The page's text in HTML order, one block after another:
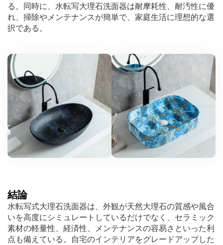
る。同時に、水転写大理石洗面器は耐摩耗性、耐汚性に優
れ、掃除やメンテナンスが簡単で、家庭生活に理想的な選
択である。
結論
水転写式大理石洗面器は、外観が天然大理石の質感や風合
いを高度にシミュレートしているだけでなく、セラミック
素材の軽量性、経済性、メンテナンスの容易さといった利
点も備えている。自宅のインテリアをグレードアップした